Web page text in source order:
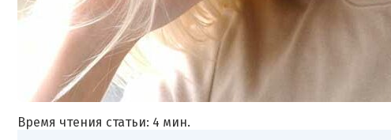
Время чтения статьи: 4 мин.